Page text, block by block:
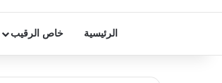
الرئيسية خاص الرقيب